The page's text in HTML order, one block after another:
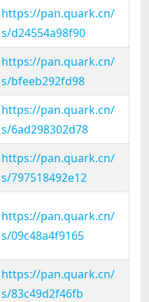
https://pan.quark.cn/
s/d24554a98f90
https://pan.quark.cn/
s/bfeeb292fd98
https://pan.quark.cn/
s/6ad298302d78
https://pan.quark.cn/
s/797518492e12
https://pan.quark.cn/
s/09c48a4f9165
https://pan.quark.cn/
s/83c49d2f46fb